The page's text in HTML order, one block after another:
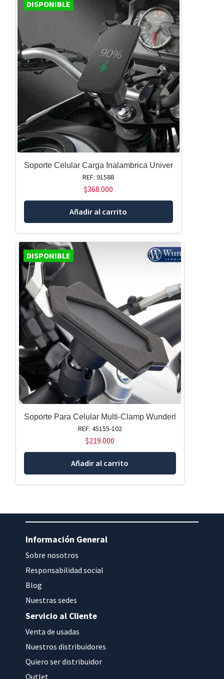
DISPONIBLE
Soporte Celular Carga Inalambrica Univer
REF: 91588
$368.000
Añadir al carrito
DISPONIBLE
Soporte Para Celular Multi-Clamp Wunderl
REF: 45155-102
$219.000
Añadir al carrito
Información General
Sobre nosotros
Responsabilidad social
Blog
Nuestras sedes
Servicio al Cliente
Venta de usadas
Nuestros distribuidores
Quiero ser distribuidor
Outlet